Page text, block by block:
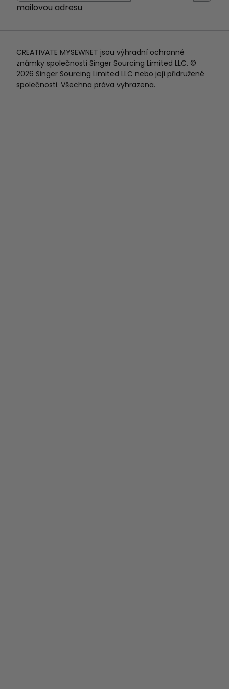
mailovou adresu
CREATIVATE MYSEWNET jsou výhradní ochranné
známky společnosti Singer Sourcing Limited LLC. ©
2026 Singer Sourcing Limited LLC nebo její přidružené
společnosti. Všechna práva vyhrazena.